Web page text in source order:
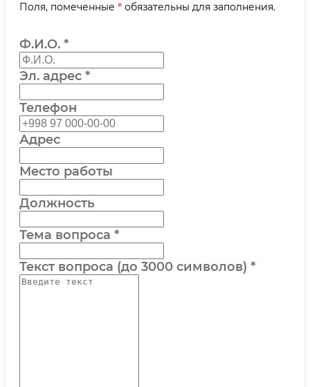
Поля, помеченные * обязательны для заполнения.
Ф.И.О. *
Эл. адрес *
Телефон
Адрес
Место работы
Должность
Тема вопроса *
Текст вопроса (до 3000 символов) *